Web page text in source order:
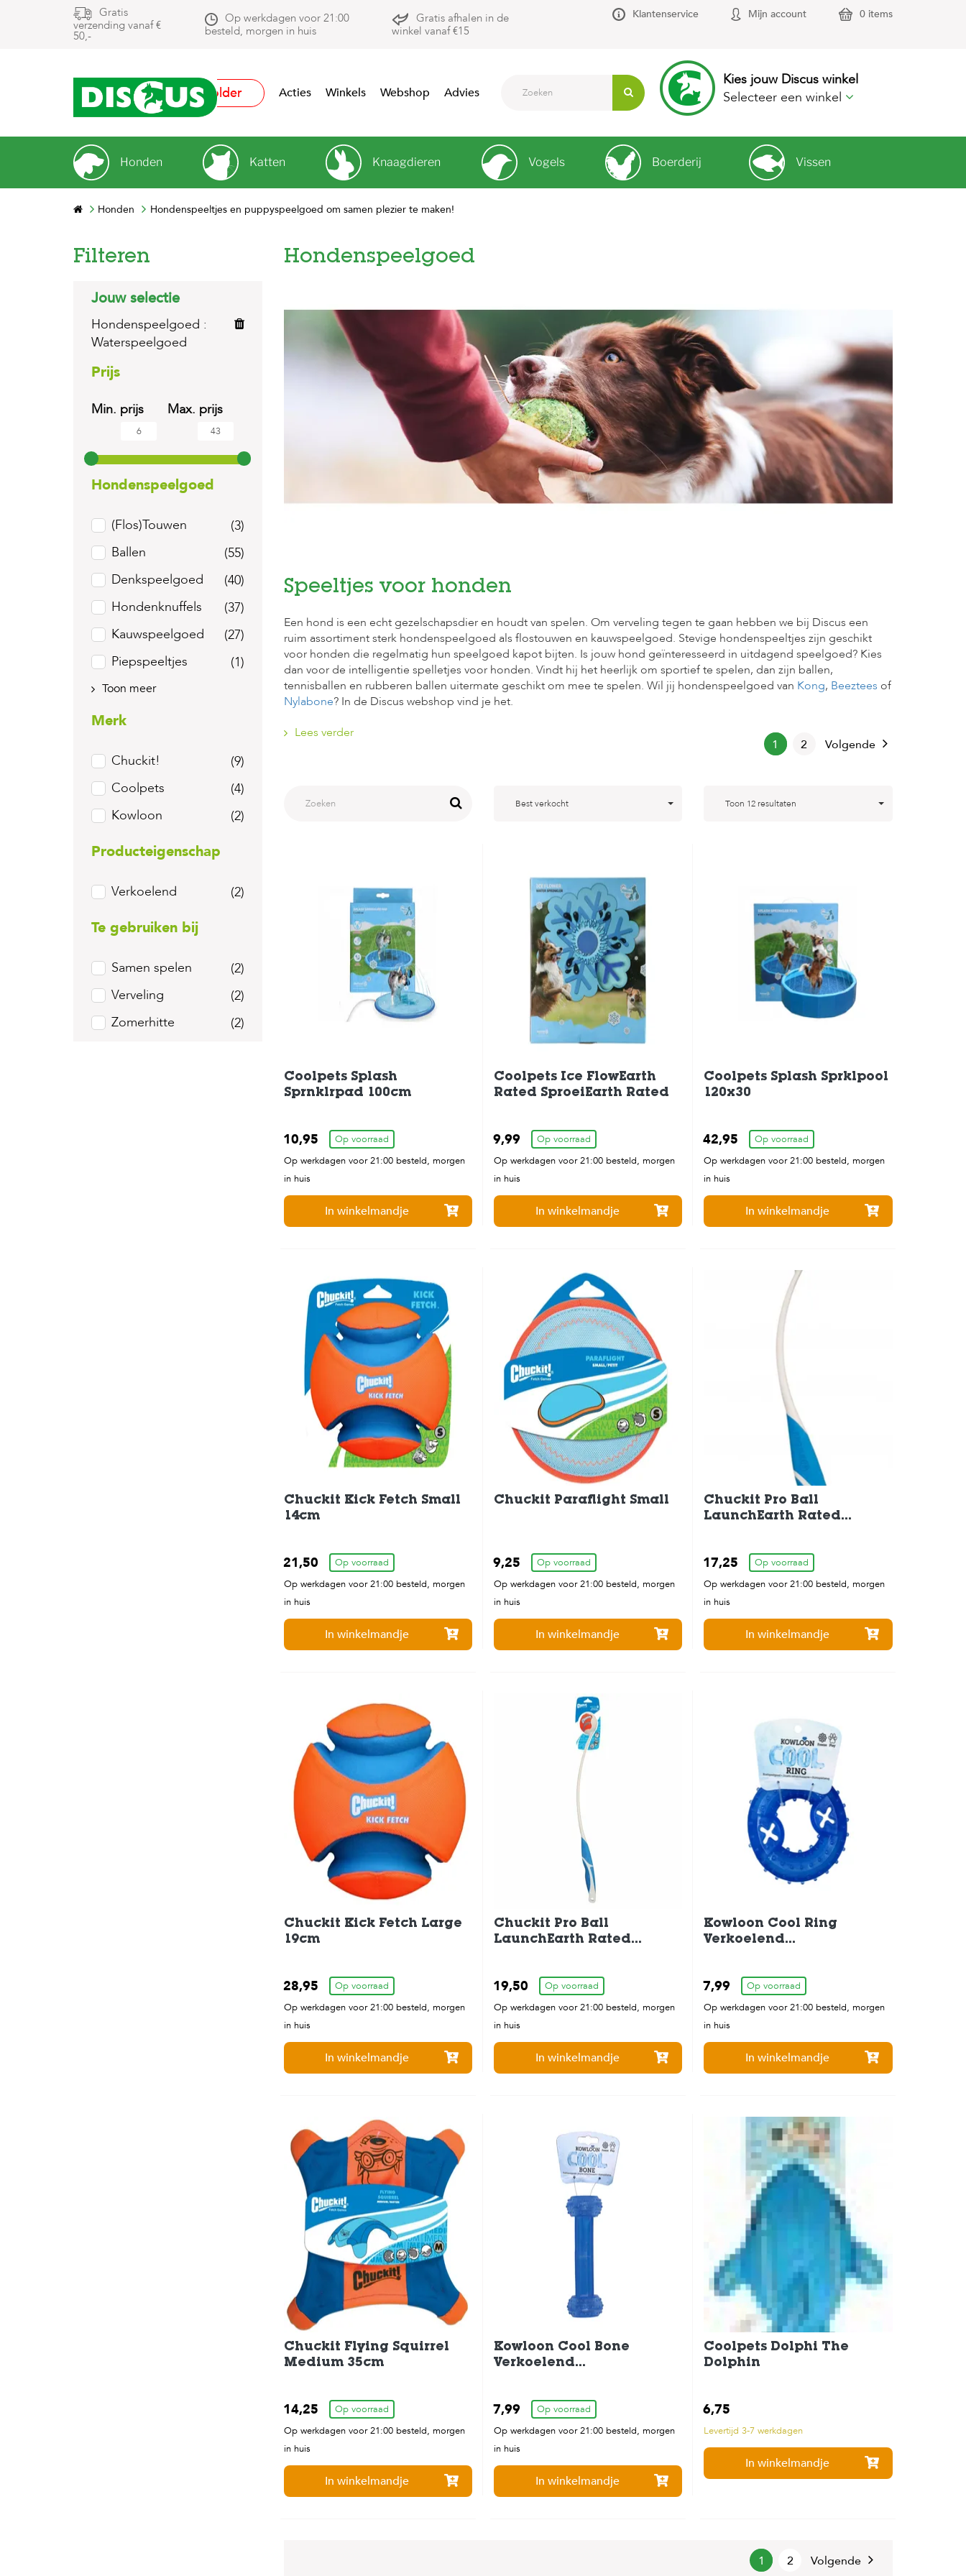
Gratis
verzending vanaf €
50,-
Op werkdagen voor 21:00
besteld, morgen in huis
Gratis afhalen in de
winkel vanaf €15
Klantenservice Mijn account 0 items
Folder Acties Winkels Webshop Advies
Kies jouw Discus winkel
Selecteer een winkel
Honden Katten Knaagdieren Vogels Boerderij Vissen
Honden Hondenspeeltjes en puppyspeelgoed om samen plezier te maken!
Filteren
Jouw selectie
Hondenspeelgoed :
Waterspeelgoed
Prijs
Min. prijs Max. prijs
Hondenspeelgoed
(Flos)Touwen
(3)
Ballen
(55)
Denkspeelgoed
(40)
Hondenknuffels
(37)
Kauwspeelgoed
(27)
Piepspeeltjes
(1)
Toon meer
Merk
Chuckit!
(9)
Coolpets
(4)
Kowloon
(2)
Producteigenschap
Verkoelend (2)
Te gebruiken bij
Samen spelen
(2)
Verveling
(2)
Zomerhitte
(2)
Hondenspeelgoed
Speeltjes voor honden
Een hond is een echt gezelschapsdier en houdt van spelen. Om verveling tegen te gaan hebben we bij Discus een
ruim assortiment sterk hondenspeelgoed als flostouwen en kauwspeelgoed. Stevige hondenspeeltjes zijn geschikt
voor honden die regelmatig hun speelgoed kapot bijten. Is jouw hond geïnteresseerd in uitdagend speelgoed? Kies
dan voor de intelligentie spelletjes voor honden. Vindt hij het heerlijk om sportief te spelen, dan zijn ballen,
tennisballen en rubberen ballen uitermate geschikt om mee te spelen. Wil jij hondenspeelgoed van Kong, Beeztees of
Nylabone? In de Discus webshop vind je het.
Lees verder
1 2 Volgende
Best verkocht Toon 12 resultaten
Coolpets Splash
Sprnklrpad 100cm
10,95
Op voorraad
Op werkdagen voor 21:00 besteld, morgen
in huis
In winkelmandje
Coolpets Ice FlowEarth
Rated SproeiEarth Rated
9,99
Op voorraad
Op werkdagen voor 21:00 besteld, morgen
in huis
In winkelmandje
Coolpets Splash Sprklpool
120x30
42,95
Op voorraad
Op werkdagen voor 21:00 besteld, morgen
in huis
In winkelmandje
Chuckit Kick Fetch Small
14cm
21,50
Op voorraad
Op werkdagen voor 21:00 besteld, morgen
in huis
In winkelmandje
Chuckit Paraflight Small
9,25
Op voorraad
Op werkdagen voor 21:00 besteld, morgen
in huis
In winkelmandje
Chuckit Pro Ball
LaunchEarth Rated
17,25
Op voorraad
Op werkdagen voor 21:00 besteld, morgen
in huis
In winkelmandje
Chuckit Kick Fetch Large
19cm
28,95
Op voorraad
Op werkdagen voor 21:00 besteld, morgen
in huis
In winkelmandje
Chuckit Pro Ball
LaunchEarth Rated
19,50
Op voorraad
Op werkdagen voor 21:00 besteld, morgen
in huis
In winkelmandje
Kowloon Cool Ring
Verkoelend
7,99
Op voorraad
Op werkdagen voor 21:00 besteld, morgen
in huis
In winkelmandje
Chuckit Flying Squirrel
Medium 35cm
14,25
Op voorraad
Op werkdagen voor 21:00 besteld, morgen
in huis
In winkelmandje
Kowloon Cool Bone
Verkoelend
7,99
Op voorraad
Op werkdagen voor 21:00 besteld, morgen
in huis
In winkelmandje
Coolpets Dolphi The
Dolphin
6,75
Levertijd 3-7 werkdagen
In winkelmandje
1 2 Volgende